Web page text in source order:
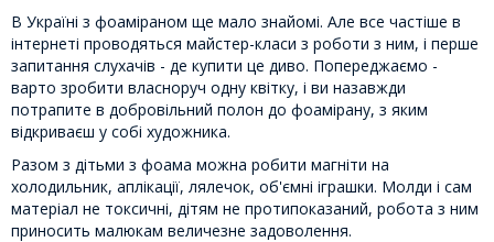
В Україні з фоаміраном ще мало знайомі. Але все частіше в
інтернеті проводяться майстер-класи з роботи з ним, і перше
запитання слухачів - де купити це диво. Попереджаємо -
варто зробити власноруч одну квітку, і ви назавжди
потрапите в добровільний полон до фоамірану, з яким
відкриваєш у собі художника.
Разом з дітьми з фоама можна робити магніти на
холодильник, аплікації, лялечок, об'ємні іграшки. Молди і сам
матеріал не токсичні, дітям не протипоказаний, робота з ним
приносить малюкам величезне задоволення.